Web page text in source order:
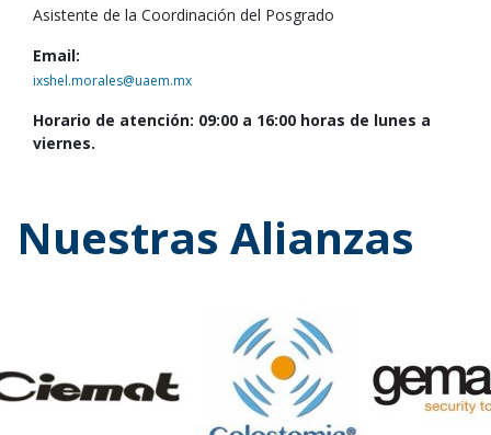
Asistente de la Coordinación del Posgrado
Email:
ixshel.morales@uaem.mx
Horario de atención: 09:00 a 16:00 horas de lunes a
viernes.
Nuestras Alianzas